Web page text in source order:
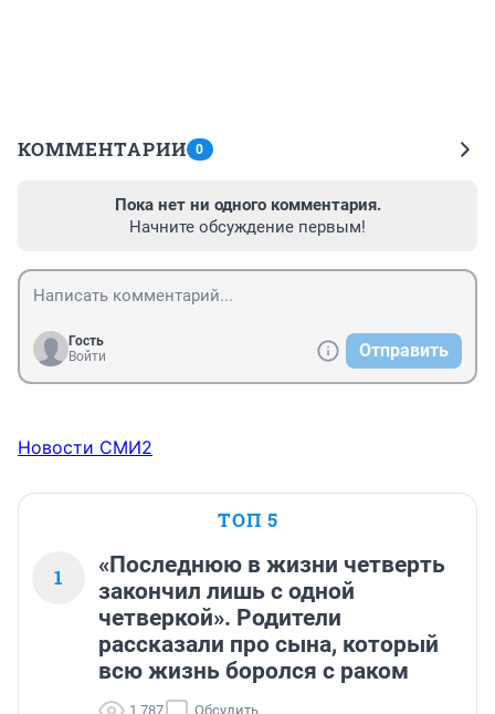
КОММЕНТАРИИ 0
Пока нет ни одного комментария.
Начните обсуждение первым!
Гость
Войти
Отправить
Новости СМИ2
ТОП 5
1
«Последнюю в жизни четверть
закончил лишь с одной
четверкой». Родители
рассказали про сына, который
всю жизнь боролся с раком
1 787 Обсудить